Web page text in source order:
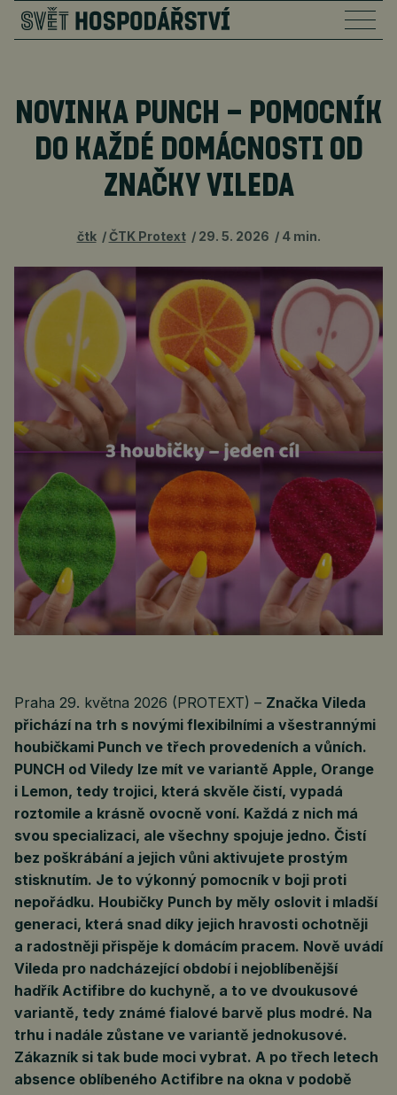
NOVINKA PUNCH – POMOCNÍK
DO KAŽDÉ DOMÁCNOSTI OD
ZNAČKY VILEDA
čtk ČTK Protext 29. 5. 2026 4 min.
Praha 29. května 2026 (PROTEXT) – Značka Vileda
přichází na trh s novými flexibilními a všestrannými
houbičkami Punch ve třech provedeních a vůních.
PUNCH od Viledy lze mít ve variantě Apple, Orange
i Lemon, tedy trojici, která skvěle čistí, vypadá
roztomile a krásně ovocně voní. Každá z nich má
svou specializaci, ale všechny spojuje jedno. Čistí
bez poškrábání a jejich vůni aktivujete prostým
stisknutím. Je to výkonný pomocník v boji proti
nepořádku. Houbičky Punch by měly oslovit i mladší
generaci, která snad díky jejich hravosti ochotněji
a radostněji přispěje k domácím pracem. Nově uvádí
Vileda pro nadcházející období i nejoblíbenější
hadřík Actifibre do kuchyně, a to ve dvoukusové
variantě, tedy známé fialové barvě plus modré. Na
trhu i nadále zůstane ve variantě jednokusové.
Zákazník si tak bude moci vybrat. A po třech letech
absence oblíbeného Actifibre na okna v podobě